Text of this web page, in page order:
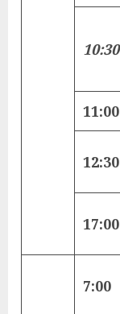
10:30
11:00
12:30
17:00
7:00